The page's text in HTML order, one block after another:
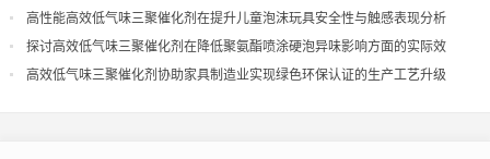
导
高性能高效低气味三聚催化剂在提升儿童泡沫玩具安全性与触感表现分析
探讨高效低气味三聚催化剂在降低聚氨酯喷涂硬泡异味影响方面的实际效
果
高效低气味三聚催化剂协助家具制造业实现绿色环保认证的生产工艺升级